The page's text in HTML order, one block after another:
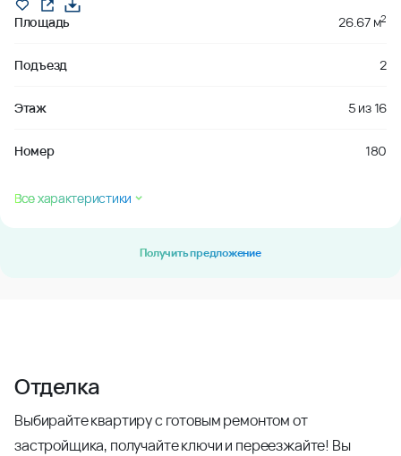
Площадь 26.67 м2
Подъезд 2
Этаж 5 из16
Номер 180
Все характеристики
Получить предложение
Отделка
Выбирайте квартиру с готовым ремонтом от
застройщика, получайте ключи и переезжайте! Вы